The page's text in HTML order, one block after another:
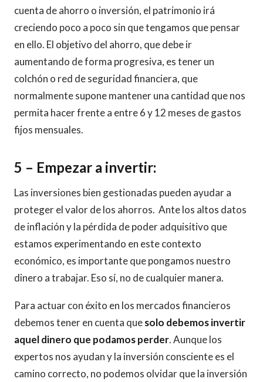
cuenta de ahorro o inversión, el patrimonio irá
creciendo poco a poco sin que tengamos que pensar
en ello. El objetivo del ahorro, que debe ir
aumentando de forma progresiva, es tener un
colchón o red de seguridad financiera, que
normalmente supone mantener una cantidad que nos
permita hacer frente a entre 6 y 12 meses de gastos
fijos mensuales.
5 – Empezar a invertir:
Las inversiones bien gestionadas pueden ayudar a
proteger el valor de los ahorros. Ante los altos datos
de inflación y la pérdida de poder adquisitivo que
estamos experimentando en este contexto
económico, es importante que pongamos nuestro
dinero a trabajar. Eso sí, no de cualquier manera.
Para actuar con éxito en los mercados financieros
debemos tener en cuenta quesolo debemos invertir
aquel dinero que podamos perder. Aunque los
expertos nos ayudan y la inversión consciente es el
camino correcto, no podemos olvidar que la inversión